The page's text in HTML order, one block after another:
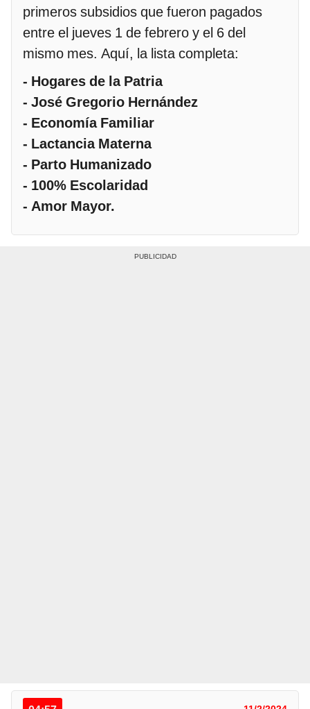
primeros subsidios que fueron pagados
entre el jueves 1 de febrero y el 6 del
mismo mes. Aquí, la lista completa:
- Hogares de la Patria
- José Gregorio Hernández
- Economía Familiar
- Lactancia Materna
- Parto Humanizado
- 100% Escolaridad
- Amor Mayor.